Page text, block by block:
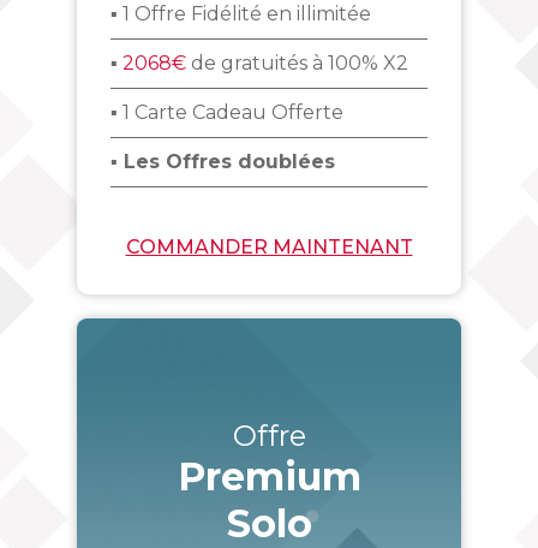
Offre
Premium
Solo
▪ 1 Offre Fidélité en illimitée
▪ 2068€ de gratuités à 100% X2
▪ 1 Carte Cadeau Offerte
▪ Les Offres doublées
COMMANDER MAINTENANT